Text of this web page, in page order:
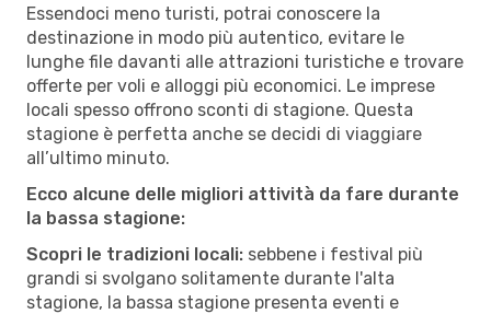
Essendoci meno turisti, potrai conoscere la
destinazione in modo più autentico, evitare le
lunghe file davanti alle attrazioni turistiche e trovare
offerte per voli e alloggi più economici. Le imprese
locali spesso offrono sconti di stagione. Questa
stagione è perfetta anche se decidi di viaggiare
all’ultimo minuto.
Ecco alcune delle migliori attività da fare durante
la bassa stagione:
Scopri le tradizioni locali: sebbene i festival più
grandi si svolgano solitamente durante l'alta
stagione, la bassa stagione presenta eventi e